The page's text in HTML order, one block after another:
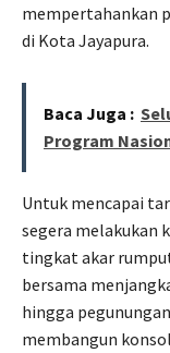
mempertahankan
di Kota Jayapura.
Baca Juga :
Program
Untuk mencapai
segera melakukan
tingkat akar
bersama
hingga
membangun